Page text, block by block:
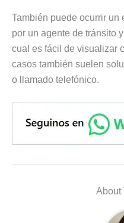
También puede ocurrir un
por un agente de tránsito
cual es fácil de visualizar
casos también suelen
o llamado telefónico.
About